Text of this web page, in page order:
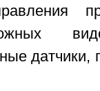
датчики,